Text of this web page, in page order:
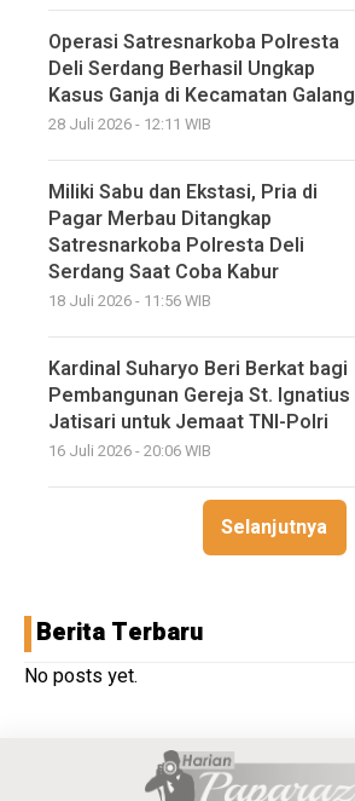
Operasi Satresnarkoba Polresta
Deli Serdang Berhasil Ungkap
Kasus Ganja di Kecamatan Galang
28 Juli 2026 - 12:11 WIB
Miliki Sabu dan Ekstasi, Pria di
Pagar Merbau Ditangkap
Satresnarkoba Polresta Deli
Serdang Saat Coba Kabur
18 Juli 2026 - 11:56 WIB
Kardinal Suharyo Beri Berkat bagi
Pembangunan Gereja St. Ignatius
Jatisari untuk Jemaat TNI-Polri
16 Juli 2026 - 20:06 WIB
Selanjutnya
Berita Terbaru
No posts yet.